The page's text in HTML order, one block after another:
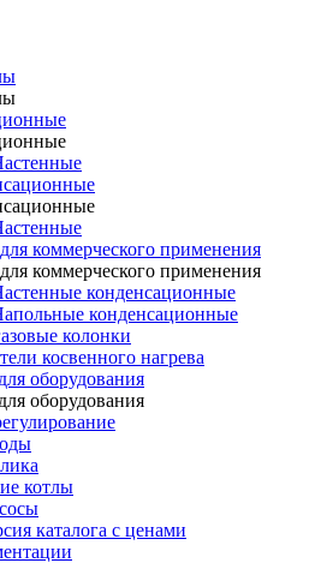
коммерческого применения
коммерческого применения
конденсационные
конденсационные
колонки
косвенного нагрева
оборудования
оборудования
котлы
каталога с ценами